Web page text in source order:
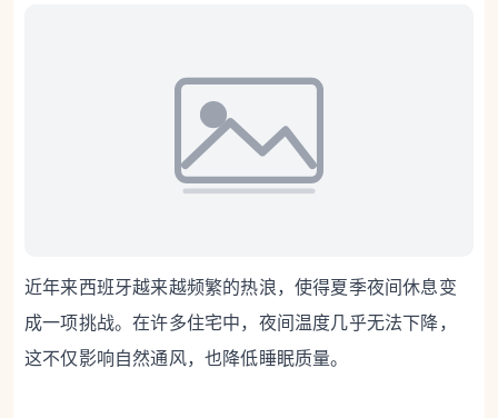
近年来西班牙越来越频繁的热浪，使得夏季夜间休息变
成一项挑战。在许多住宅中，夜间温度几乎无法下降，
这不仅影响自然通风，也降低睡眠质量。